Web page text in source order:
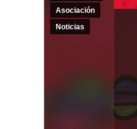
Asociación
Noticias